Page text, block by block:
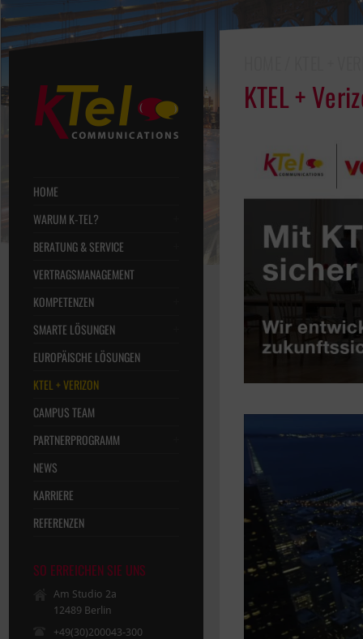
HOME
WARUM K-TEL?
BERATUNG & SERVICE
VERTRAGSMANAGEMENT
KOMPETENZEN
SMARTE LÖSUNGEN
EUROPÄISCHE LÖSUNGEN
KTEL + VERIZON
CAMPUS TEAM
PARTNERPROGRAMM
NEWS
KARRIERE
REFERENZEN
SO ERREICHEN SIE UNS
Am Studio 2a
12489 Berlin
+49(30)200043-300
KTEL +